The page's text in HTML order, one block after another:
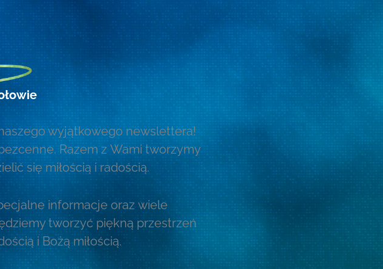
wyjątkowego newslettera!
Razem z Wami tworzymy
się miłością i radością.
informacje oraz wiele
tworzyć piękną przestrzeń
i Bożą miłością.